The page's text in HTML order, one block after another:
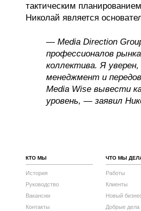
тактическим
Николай является
— Media Direction
профессионалов
коллектива. Я
менеджмент и
Media Wise вывести
уровень, — заявил
КТО МЫ
История
Руководство
Вакансии
Контакты
ЧТО МЫ
Работы
Клиенты
Новый
Добрые дела